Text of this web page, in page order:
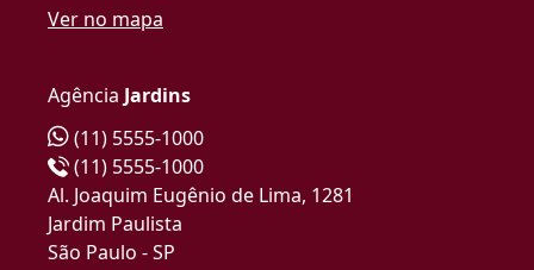
Ver no mapa
Agência Jardins
(11) 5555-1000
(11) 5555-1000
Al. Joaquim Eugênio de Lima, 1281
Jardim Paulista
São Paulo - SP